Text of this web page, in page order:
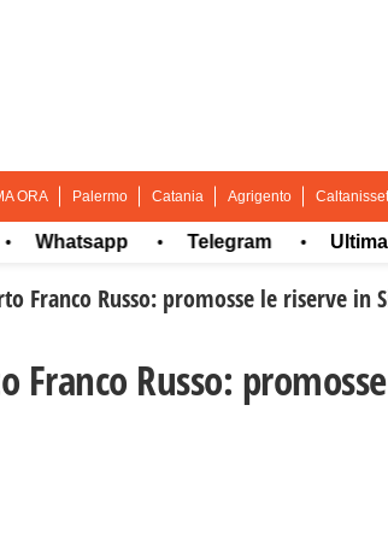
ORA Palermo Catania Agrigento
• Telegram • Ultima ora
Franco Russo: promosse le riserve in
Russo: